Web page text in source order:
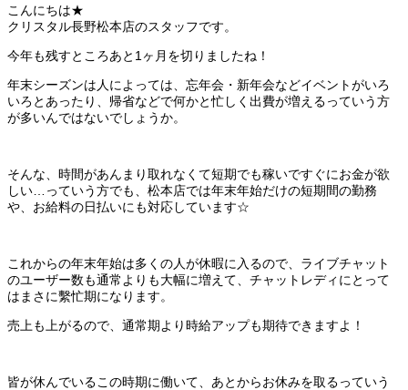
こんにちは★
クリスタル長野松本店のスタッフです。
今年も残すところあと1ヶ月を切りましたね！
年末シーズンは人によっては、忘年会・新年会などイベントがいろ
いろとあったり、帰省などで何かと忙しく出費が増えるっていう方
が多いんではないでしょうか。
そんな、時間があんまり取れなくて短期でも稼いですぐにお金が欲
しい…っていう方でも、松本店では年末年始だけの短期間の勤務
や、お給料の日払いにも対応しています☆
これからの年末年始は多くの人が休暇に入るので、ライブチャット
のユーザー数も通常よりも大幅に増えて、チャットレディにとって
はまさに繫忙期になります。
売上も上がるので、通常期より時給アップも期待できますよ！
皆が休んでいるこの時期に働いて、あとからお休みを取るっていう